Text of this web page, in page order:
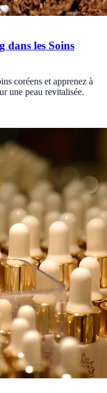
dans les Soins
coréens et apprenez à
une peau revitalisée.